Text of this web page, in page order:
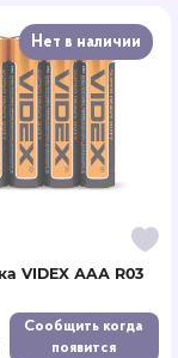
Нет в наличии
VIDEX АAА R03
Сообщить когда
появится